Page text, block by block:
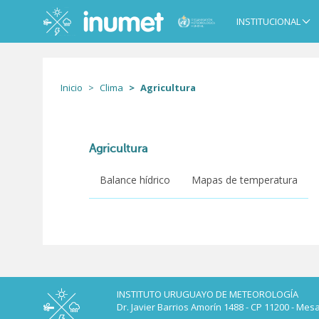
principal
Main
navigation
INSTITUCIONAL
Inicio Clima Agricultura
Agricultura
Balance hídrico Mapas de temperatura
INSTITUTO URUGUAYO DE METEOROLOGÍA
Dr. Javier Barrios Amorín 1488 - CP 11200 -